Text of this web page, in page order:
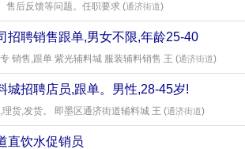
售后反馈等问题。任职要求 (通济街道)
招聘销售跟单,男女不限,年龄25-40
销售,跟单 紫光辅料城 服装辅料销售 王 (通济街道)
城招聘店员,跟单。男性,28-45岁!
货,发货。 即墨区通济街道辅料城 王 (通济街道)
直饮水促销员